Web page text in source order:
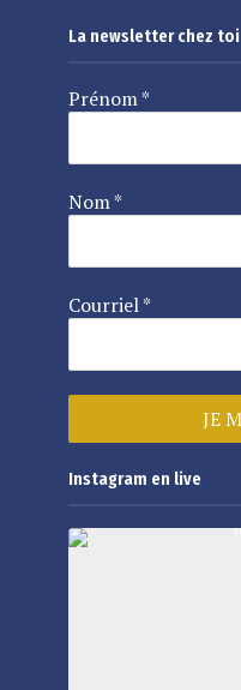
La newsletter chez toi
Prénom*
Nom*
Courriel*
Instagram en live